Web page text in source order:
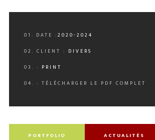
01. DATE :2020-2024
02. CLIENT : DIVERS
03. : PRINT
04. : TÉLÉCHARGER LE PDF COMPLET
PORTFOLIO ACTUALITÉS